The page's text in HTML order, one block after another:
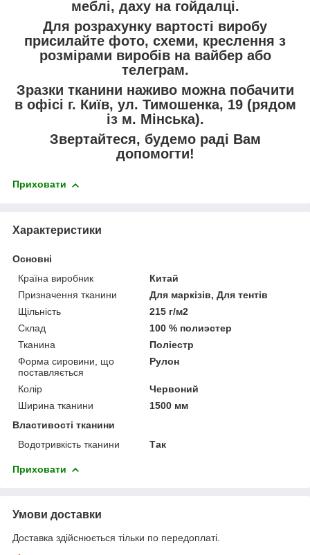
меблі, даху на гойдалці.
Для розрахунку вартості виробу
присилайте фото, схеми, креслення з
розмірами виробів на вайбер або
телеграм.
Зразки тканини наживо можна побачити
в офісі г. Київ, ул. Тимошенка, 19 (рядом
із м. Мінська).
Звертайтеся, будемо раді Вам
допомогти!
Приховати
Характеристики
Основні
Країна виробник
Китай
Призначення тканини
Для маркізів, Для тентів
Щільність
215 г/м2
Склад
100 % полиэстер
Тканина
Поліестр
Форма сировини, що
поставляється
Рулон
Колір
Червоний
Ширина тканини
1500 мм
Властивості тканини
Водотривкість тканини
Так
Приховати
Умови доставки
Доставка здійснюється тільки по передоплаті.